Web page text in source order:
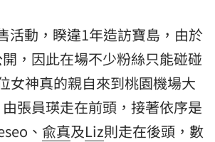
活動，睽違1年造訪寶島，由於
，因此在場不少粉絲只能碰碰
女神真的親自來到桃園機場大
張員瑛走在前頭，接著依序是
、 兪真及Liz則走在後頭，數